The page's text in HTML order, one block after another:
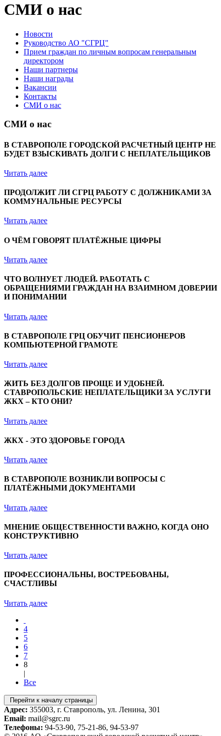
СМИ о нас
Новости
Руководство АО "СГРЦ"
Прием граждан по личным вопросам генеральным
директором
Наши партнеры
Наши награды
Вакансии
Контакты
СМИ о нас
СМИ о нас
В СТАВРОПОЛЕ ГОРОДСКОЙ РАСЧЕТНЫЙ ЦЕНТР НЕ
БУДЕТ ВЗЫСКИВАТЬ ДОЛГИ С НЕПЛАТЕЛЬЩИКОВ
Читать далее
ПРОДОЛЖИТ ЛИ СГРЦ РАБОТУ С ДОЛЖНИКАМИ ЗА
КОММУНАЛЬНЫЕ РЕСУРСЫ
Читать далее
О ЧЁМ ГОВОРЯТ ПЛАТЁЖНЫЕ ЦИФРЫ
Читать далее
ЧТО ВОЛНУЕТ ЛЮДЕЙ. РАБОТАТЬ С
ОБРАЩЕНИЯМИ ГРАЖДАН НА ВЗАИМНОМ ДОВЕРИИ
И ПОНИМАНИИ
Читать далее
В СТАВРОПОЛЕ ГРЦ ОБУЧИТ ПЕНСИОНЕРОВ
КОМПЬЮТЕРНОЙ ГРАМОТЕ
Читать далее
ЖИТЬ БЕЗ ДОЛГОВ ПРОЩЕ И УДОБНЕЙ.
СТАВРОПОЛЬСКИЕ НЕПЛАТЕЛЬЩИКИ ЗА УСЛУГИ
ЖКХ – КТО ОНИ?
Читать далее
ЖКХ - ЭТО ЗДОРОВЬЕ ГОРОДА
Читать далее
В СТАВРОПОЛЕ ВОЗНИКЛИ ВОПРОСЫ С
ПЛАТЁЖНЫМИ ДОКУМЕНТАМИ
Читать далее
МНЕНИЕ ОБЩЕСТВЕННОСТИ ВАЖНО, КОГДА ОНО
КОНСТРУКТИВНО
Читать далее
ПРОФЕССИОНАЛЬНЫ, ВОСТРЕБОВАНЫ,
СЧАСТЛИВЫ
Читать далее
4
5
6
7
8
|
Все
Перейти к началу страницы
Адрес: 355003, г. Ставрополь, ул. Ленина, 301
Email: mail@sgrc.ru
Телефоны: 94-53-90, 75-21-86, 94-53-97